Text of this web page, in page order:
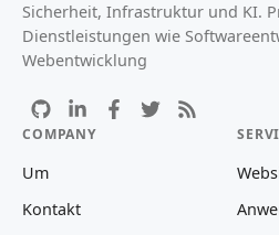
Sicherheit, Infrastruktur und KI.
Dienstleistungen wie
Webentwicklung
COMPANY
Um
Kontakt